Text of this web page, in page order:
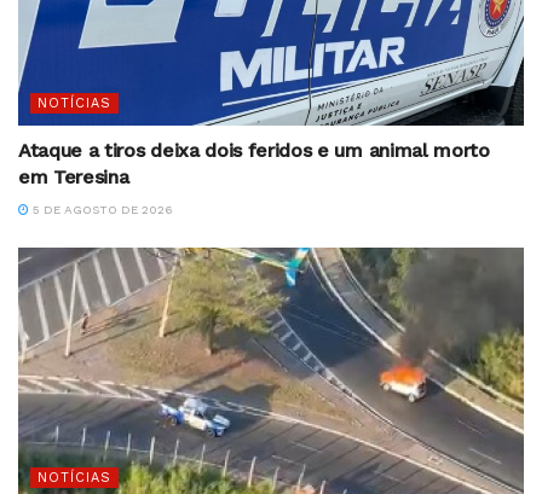
NOTÍCIAS
Ataque a tiros deixa dois feridos e um animal morto
em Teresina
5 DE AGOSTO DE 2026
NOTÍCIAS